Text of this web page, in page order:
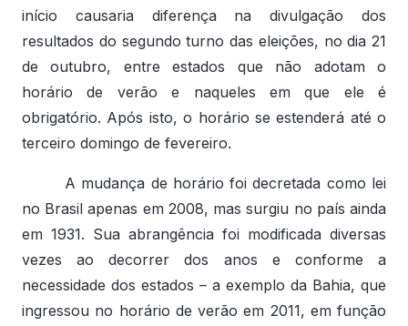
início causaria diferença na divulgação dos
resultados do segundo turno das eleições, no dia 21
de outubro, entre estados que não adotam o
horário de verão e naqueles em que ele é
obrigatório. Após isto, o horário se estenderá até o
terceiro domingo de fevereiro.
A mudança de horário foi decretada como lei
no Brasil apenas em 2008, mas surgiu no país ainda
em 1931. Sua abrangência foi modificada diversas
vezes ao decorrer dos anos e conforme a
necessidade dos estados – a exemplo da Bahia, que
ingressou no horário de verão em 2011, em função